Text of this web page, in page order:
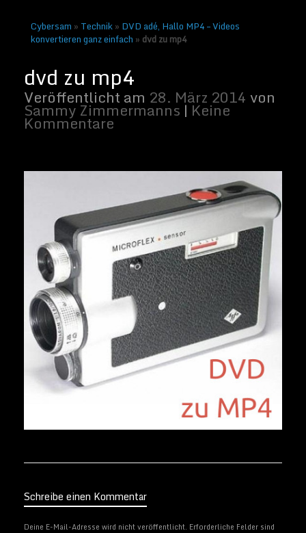
Cybersam » Technik» DVD adé, Hallo MP4 – Videos
konvertieren ganz einfach » dvd zu mp4
Schreibe einen Kommentar
Deine E-Mail-Adresse wird nicht veröffentlicht. Erforderliche Felder sind